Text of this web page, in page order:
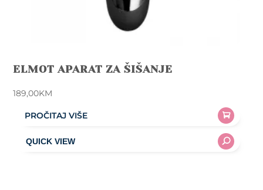
ELMOT APARAT ZA ŠIŠANJE
189,00KM
PROČITAJ VIŠE